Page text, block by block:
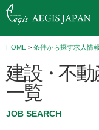
HOME > 条件から探す求人情報
建設・不
一覧
JOB SEARCH